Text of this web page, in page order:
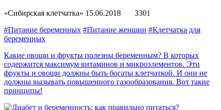
«Сибирская клетчатка» 15.06.2018
3301
#Питание беременных #Питание женщин #Клетчатка для
беременных
Какие овощи и фрукты полезны беременным? В которых
содержится максимум витаминов и микроэлементов. Эти
фрукты и овощи должны быть богаты клетчаткой. И они не
должны вызывать повышенного газообразования. Вот такие
принципы!